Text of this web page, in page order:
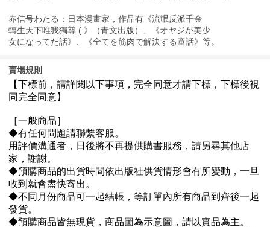
赤信号わたる：日本漫畫家，作品有《流氓反派千金
轉生天下唯我獨尊 ( 》（青文出版）、《オヤジが美少
女になってた話》、《全てを筋肉で解決する童話》等。
賣場規則